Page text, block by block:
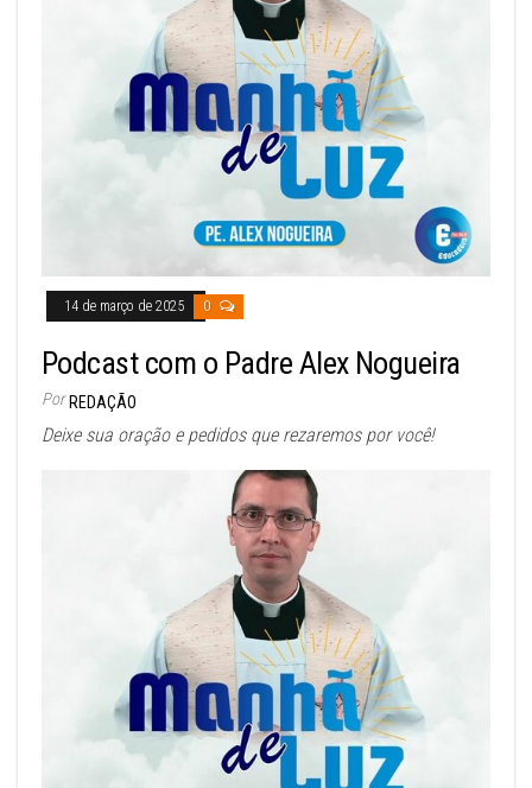
14 de março de 2025 0
Podcast com o Padre Alex Nogueira
Por REDAÇÃO
Deixe sua oração e pedidos que rezaremos por você!